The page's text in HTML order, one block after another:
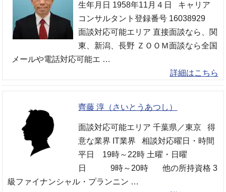
生年月日 1958年11月４日 キャリア
コンサルタント登録番号 16038929
面談対応可能エリア 直接面談なら、関
東、新潟、長野 ＺＯＯＭ面談なら全国
メールや電話対応可能エ …
詳細はこちら
齊藤 淳（さいとうあつし）
面談対応可能エリア 千葉県／東京 得
意な業界 IT業界 相談対応曜日・時間
平日 19時～22時 土曜・日曜
日 9時～20時 他の所持資格 3
級ファイナンシャル・プランニン …